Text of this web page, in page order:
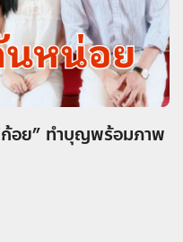
อย” ทำบุญพร้อมภาพ